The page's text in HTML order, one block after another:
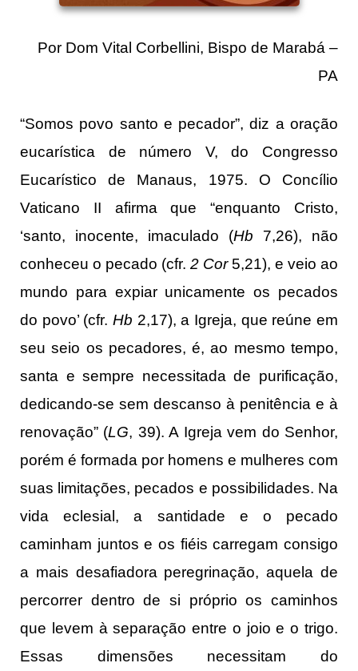
Por Dom Vital Corbellini, Bispo de Marabá –
PA
“Somos povo santo e pecador”, diz a oração
eucarística de número V, do Congresso
Eucarístico de Manaus, 1975. O Concílio
Vaticano II afirma que “enquanto Cristo,
‘santo, inocente, imaculado (Hb 7,26), não
conheceu o pecado (cfr. 2 Cor5,21), e veio ao
mundo para expiar unicamente os pecados
do povo’ (cfr. Hb 2,17), a Igreja, que reúne em
seu seio os pecadores, é, ao mesmo tempo,
santa e sempre necessitada de purificação,
dedicando-se sem descanso à penitência e à
renovação” (LG, 39). A Igreja vem do Senhor,
porém é formada por homens e mulheres com
suas limitações, pecados e possibilidades. Na
vida eclesial, a santidade e o pecado
caminham juntos e os fiéis carregam consigo
a mais desafiadora peregrinação, aquela de
percorrer dentro de si próprio os caminhos
que levem à separação entre o joio e o trigo.
Essas dimensões necessitam do